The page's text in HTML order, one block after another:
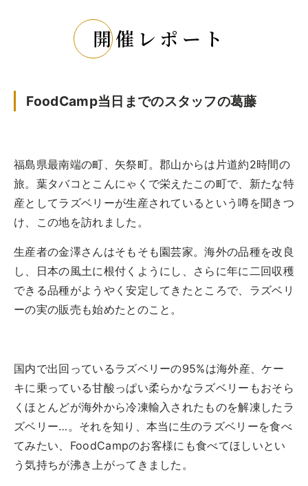
開催レポート
FoodCamp当日までのスタッフの葛藤
福島県最南端の町、矢祭町。郡山からは片道約2時間の
旅。葉タバコとこんにゃくで栄えたこの町で、新たな特
産としてラズベリーが生産されているという噂を聞きつ
け、この地を訪れました。
生産者の金澤さんはそもそも園芸家。海外の品種を改良
し、日本の風土に根付くようにし、さらに年に二回収穫
できる品種がようやく安定してきたところで、ラズベリ
ーの実の販売も始めたとのこと。
国内で出回っているラズベリーの95%は海外産、ケー
キに乗っている甘酸っぱい柔らかなラズベリーもおそら
くほとんどが海外から冷凍輸入されたものを解凍したラ
ズベリー…。それを知り、本当に生のラズベリーを食べ
てみたい、FoodCampのお客様にも食べてほしいとい
う気持ちが沸き上がってきました。